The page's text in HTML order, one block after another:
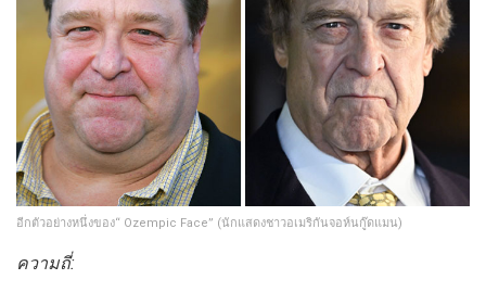
อีกตัวอย่างหนึ่งของ“ Ozempic Face” (นักแสดงชาวอเมริกันจอห์นกู๊ดแมน)
ความถี่: